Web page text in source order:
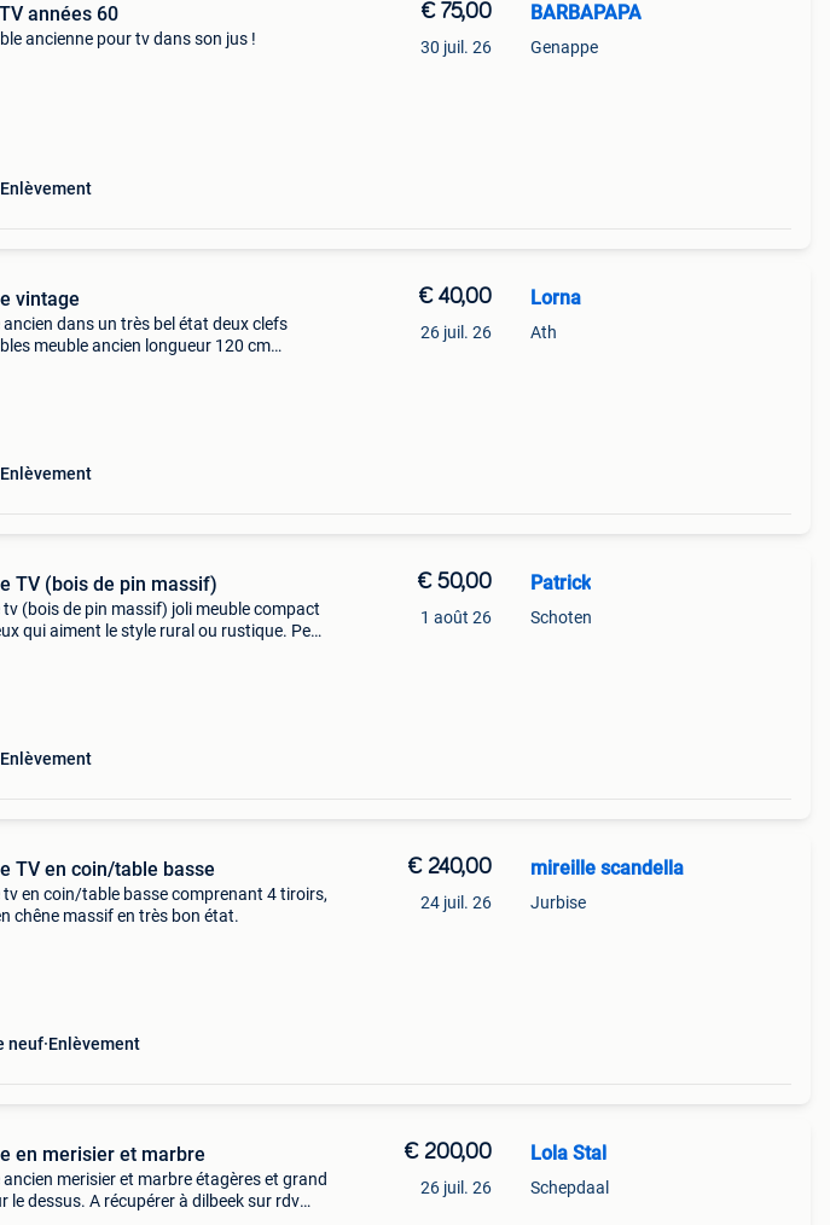
années 60
ancienne pour tv dans son jus !
Enlèvement
€ 75,00
30 juil. 26
BARBAPAPA
Genappe
vintage
ancien dans un très bel état deux clefs
meuble ancien longueur 120 cm
Enlèvement
€ 40,00
26 juil. 26
Lorna
Ath
TV (bois de pin massif)
tv (bois de pin massif) joli meuble compact
qui aiment le style rural ou rustique. Peut
Enlèvement
€ 50,00
1 août 26
Patrick
Schoten
TV en coin/table basse
tv en coin/table basse comprenant 4 tiroirs,
chêne massif en très bon état.
neuf Enlèvement
€ 240,00
24 juil. 26
mireille scandella
Jurbise
en merisier et marbre
ancien merisier et marbre étagères et grand
le dessus. A récupérer à dilbeek sur rdv
€ 200,00
26 juil. 26
Lola Stal
Schepdaal